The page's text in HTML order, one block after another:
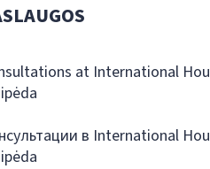
at International
в International